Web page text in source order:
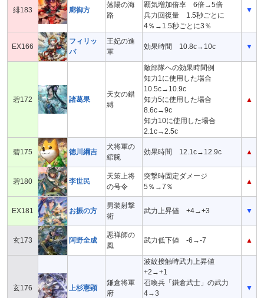
緋183 廊御方
落陽の海
路
覇気増加倍率 6倍→5倍
兵力回復量 1.5秒ごとに
4％→1.5秒ごとに3％
▼
EX166
フィリッ
パ
王妃の進
軍
効果時間 10.8c→10c ▼
碧172 諸葛果
天女の錯
縛
敵部隊への効果時間例
知力1に使用した場合
10.5c→10.9c
知力5に使用した場合
8.6c→9c
知力10に使用した場合
2.1c→2.5c
▲
碧175 徳川綱吉
犬将軍の
綰腕
効果時間 12.1c→12.9c ▲
碧180 李世民
天策上将
の号令
突撃時固定ダメージ
5％→7％
▲
EX181 お振の方
男装射撃
術
武力上昇値 +4→+3 ▼
玄173 阿野全成
悪禅師の
風
武力低下値 -6→-7 ▲
玄176 上杉憲顕
鎌倉将軍
府
波紋接触時武力上昇値
+2→+1
召喚兵「鎌倉武士」の武力
4→3
▼